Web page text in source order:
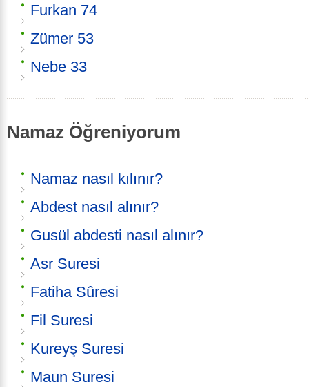
Furkan 74
Zümer 53
Nebe 33
Namaz Öğreniyorum
Namaz nasıl kılınır?
Abdest nasıl alınır?
Gusül abdesti nasıl alınır?
Asr Suresi
Fatiha Sûresi
Fil Suresi
Kureyş Suresi
Maun Suresi